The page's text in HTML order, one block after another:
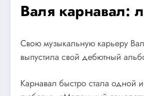
Валя карнавал:
Свою музыкальную карьеру
выпустила свой дебютный
Карнавал быстро стала одной